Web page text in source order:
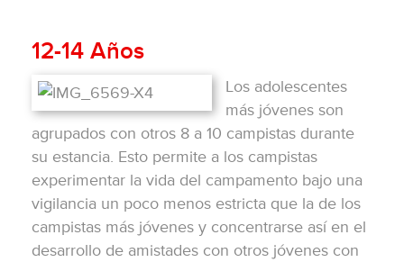
12-14 Años
Los adolescentes
más jóvenes son
agrupados con otros 8 a 10 campistas durante
su estancia. Esto permite a los campistas
experimentar la vida del campamento bajo una
vigilancia un poco menos estricta que la de los
campistas más jóvenes y concentrarse así en el
desarrollo de amistades con otros jóvenes con